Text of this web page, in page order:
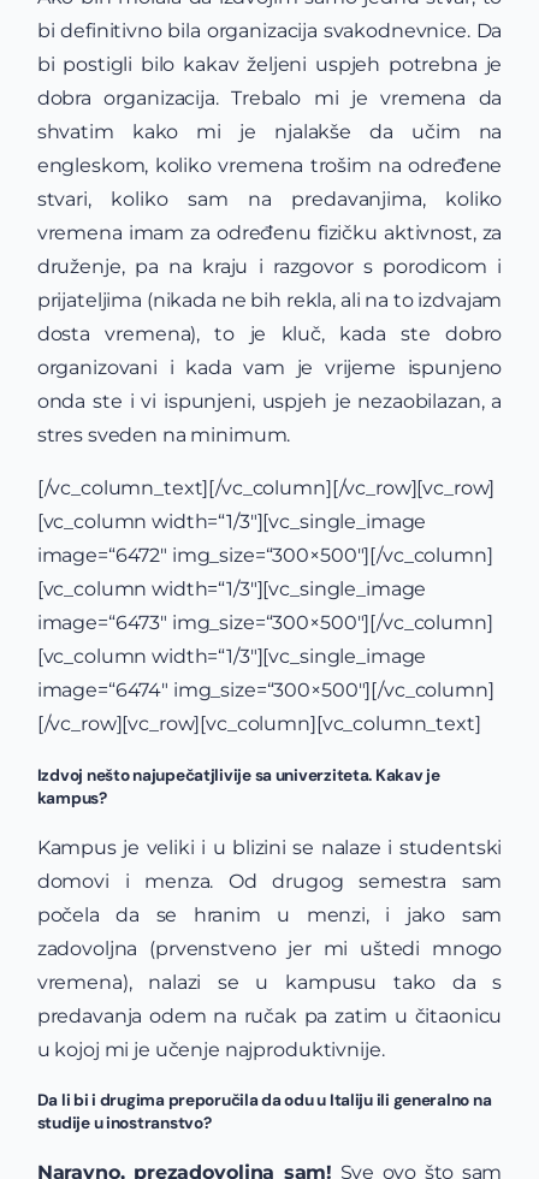
bi definitivno bila organizacija svakodnevnice. Da
bi postigli bilo kakav željeni uspjeh potrebna je
dobra organizacija. Trebalo mi je vremena da
shvatim kako mi je njalakše da učim na
engleskom, koliko vremena trošim na određene
stvari, koliko sam na predavanjima, koliko
vremena imam za određenu fizičku aktivnost, za
druženje, pa na kraju i razgovor s porodicom i
prijateljima (nikada ne bih rekla, ali na to izdvajam
dosta vremena), to je kluč, kada ste dobro
organizovani i kada vam je vrijeme ispunjeno
onda ste i vi ispunjeni, uspjeh je nezaobilazan, a
stres sveden na minimum.
[/vc_column_text][/vc_column][/vc_row][vc_row]
[vc_column width=“1/3″][vc_single_image
image=“6472″ img_size=“300×500″][/vc_column]
[vc_column width=“1/3″][vc_single_image
image=“6473″ img_size=“300×500″][/vc_column]
[vc_column width=“1/3″][vc_single_image
image=“6474″ img_size=“300×500″][/vc_column]
[/vc_row][vc_row][vc_column][vc_column_text]
Izdvoj nešto najupečatjlivije sa univerziteta. Kakav je
kampus?
Kampus je veliki i u blizini se nalaze i studentski
domovi i menza. Od drugog semestra sam
počela da se hranim u menzi, i jako sam
zadovoljna (prvenstveno jer mi uštedi mnogo
vremena), nalazi se u kampusu tako da s
predavanja odem na ručak pa zatim u čitaonicu
u kojoj mi je učenje najproduktivnije.
Da li bi i drugima preporučila da odu u Italiju ili generalno na
studije u inostranstvo?
Naravno, prezadovoljna sam! Sve ovo što sam